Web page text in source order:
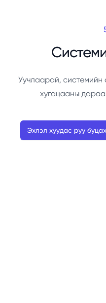
Уучлаарай, системийн
хугацааны
Эхлэл хуудас руу буцах